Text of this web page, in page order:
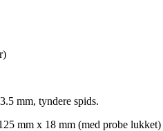
mm, tyndere spids.
mm x 18 mm (med probe lukket)